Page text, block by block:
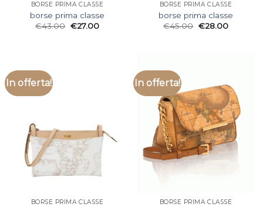
BORSE PRIMA CLASSE
borse prima classe
€43.00 €27.00
BORSE PRIMA CLASSE
borse prima classe
€45.00 €28.00
In offerta!
BORSE PRIMA CLASSE
In offerta!
BORSE PRIMA CLASSE